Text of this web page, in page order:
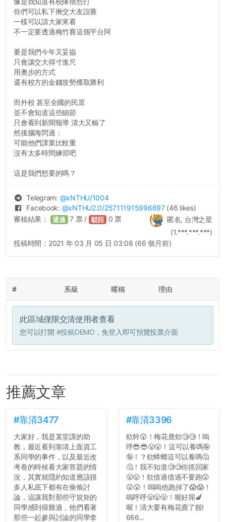
你們可以私下揪交大友誼賽
一樣可以請大家來看
不一定要透過梅竹賽這個平台阿
要是我們今年又妥協
只會讓交大得寸進尺
用奧步的方式
還有校方的金錢攻勢獲取勝利
而外校 甚至全國的民眾
並不會知道這些細節
只會看到新聞報導 清大又輸了
然後腦海閃過：
可能他們課業比較重
沒有太多時間練習吧
這是我們想要的嗎？
Telegram: @xNTHU/1004
Facebook: @xNTHU2.0/257111915996697 (46 likes)
匿名, 台灣之星
(1.***.***.***)
審核結果： 通過 7 票 / 駁回 0 票
投稿時間： 2021 年 03 月 05 日 03:08 (66 個月前)
# 系級 暱稱 理由
此區域僅限交清使用者查看
您可以打開 #投稿DEMO ，免登入即可預覽投票介面
推薦文章
#靠清3477
大家好，我是某堂課的助
教，最近看到靠清上面資工
系同學的事件，以及最近改
考卷的時候看大家答題的情
況，其實就隱約知道應該很
多人私底下都有在偷偷討
論，這讓我對那些守規矩的
同學感到很難過，他們看著
那些一起參與討論的同學拿
#靠清3396
欸幹😲！梅花鹿欸🧐🧐！嗚
呼😎😎😤😤！這可以養嗎🤪
🤪！？欸蟑螂這可以養嗎🤔
🤔！我不知道🧐🧐你抓回家
😤😤！欸借過借過不要跑😲
😲😲！嗚嗚他跑掉了😱😱！
嗚呼呼😤😤😤！喔好屌🍆
喔！清大要有梅花鹿了餒!
666...